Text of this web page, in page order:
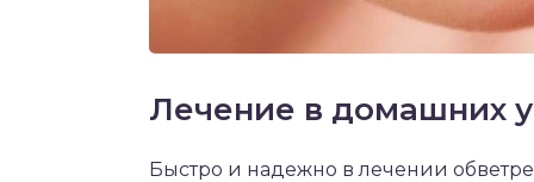
Лечение в домашних
Быстро и надежно в лечении